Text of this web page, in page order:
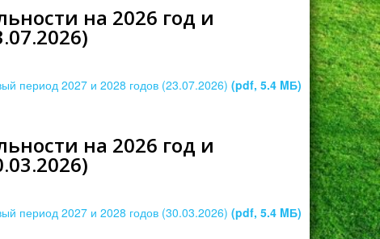
на 2026 год и
период 2027 и 2028 годов (23.07.2026) (pdf, 5.4 MБ)
на 2026 год и
период 2027 и 2028 годов (30.03.2026) (pdf, 5.4 MБ)